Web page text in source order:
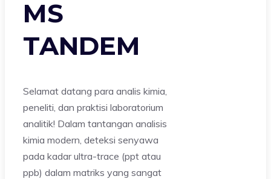
MS
TANDEM
Selamat datang para analis kimia,
peneliti, dan praktisi laboratorium
analitik! Dalam tantangan analisis
kimia modern, deteksi senyawa
pada kadar ultra-trace (ppt atau
ppb) dalam matriks yang sangat